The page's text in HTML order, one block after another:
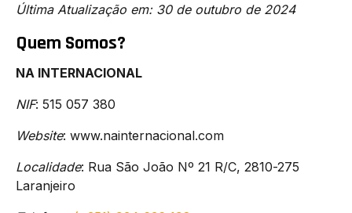
Última Atualização em: 30 de outubro de 2024
Quem Somos?
NA INTERNACIONAL
NIF: 515 057 380
Website: www.nainternacional.com
Localidade: Rua São João Nº 21 R/C, 2810-275
Laranjeiro